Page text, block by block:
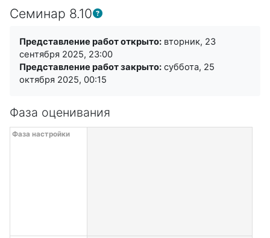
Семинар 8.10
Представление работ открыто: вторник, 23
сентября 2025, 23:00
Представление работ закрыто: суббота, 25
октября 2025, 00:15
Фаза оценивания
Сроки проведения семинара с фазами (5)
Перейти к текущим задачам
Фаза настройки